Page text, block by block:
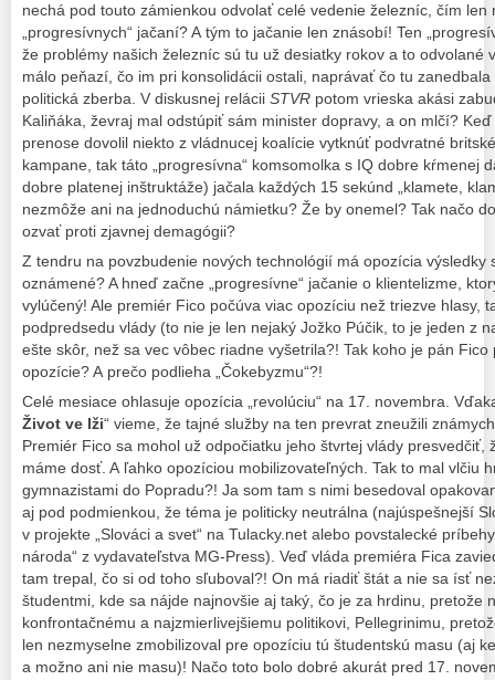
nechá pod touto zámienkou odvolať celé vedenie železníc, čím
„progresívnych“ jačaní? A tým to jačanie len znásobí! Ten
že problémy našich železníc sú tu už desiatky rokov a to odvolané
málo peňazí, čo im pri konsolidácii ostali, naprávať čo tu
politická zberba. V diskusnej relácii STVR potom vrieska akási
Kaliňáka, ževraj mal odstúpiť sám minister dopravy, a on mlčí?
prenose dovolil niekto z vládnucej koalície vytknúť podvratné
kampane, tak táto „progresívna“ komsomolka s IQ dobre kŕmenej
dobre platenej inštruktáže) jačala každých 15 sekúnd „klamete,
nezmôže ani na jednoduchú námietku? Že by onemel? Tak načo
ozvať proti zjavnej demagógii?
Z tendru na povzbudenie nových technológií má opozícia výsledky
oznámené? A hneď začne „progresívne“ jačanie o klientelizme,
vylúčený! Ale premiér Fico počúva viac opozíciu než triezve hlasy,
podpredsedu vlády (to nie je len nejaký Jožko Púčik, to je jeden z
ešte skôr, než sa vec vôbec riadne vyšetrila?! Tak koho je pán
opozície? A prečo podlieha „Čokebyzmu“?!
Celé mesiace ohlasuje opozícia „revolúciu“ na 17. novembra.
Život ve lži“ vieme, že tajné služby na ten prevrat zneužili
Premiér Fico sa mohol už odpočiatku jeho štvrtej vlády presvedčiť,
máme dosť. A ľahko opozíciou mobilizovateľných. Tak to mal vlčiu
gymnazistami do Popradu?! Ja som tam s nimi besedoval
aj pod podmienkou, že téma je politicky neutrálna (najúspešnejší
v projekte „Slováci a svet“ na Tulacky.net alebo povstalecké
národa“ z vydavateľstva MG-Press). Veď vláda premiéra Fica
tam trepal, čo si od toho sľuboval?! On má riadiť štát a nie sa ísť
študentmi, kde sa nájde najnovšie aj taký, čo je za hrdinu, pretože
konfrontačnému a najzmierlivejšiemu politikovi, Pellegrinimu,
len nezmyselne zmobilizoval pre opozíciu tú študentskú masu (aj
a možno ani nie masu)! Načo toto bolo dobré akurát pred 17.